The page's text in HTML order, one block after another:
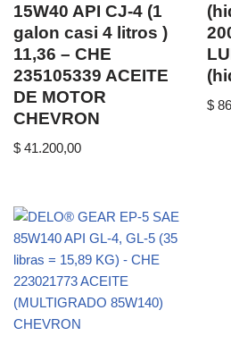
15W40 API CJ-4 (1
galon casi 4 litros )
11,36 – CHE
235105339 ACEITE
DE MOTOR
CHEVRON
$ 41.200,00
$